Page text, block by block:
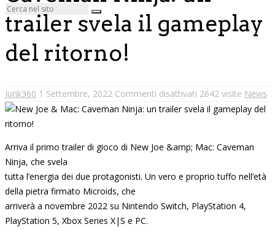
trailer svela il gameplay
del ritorno!
Jurik360 1 Settembre, 2022 Commenti disattivati 2642 visite News
Arriva il primo trailer di gioco di New Joe &amp; Mac: Caveman
Ninja, che svela
tutta l’energia dei due protagonisti. Un vero e proprio tuffo nell’età
della pietra firmato Microids, che
arriverà a novembre 2022 su Nintendo Switch, PlayStation 4,
PlayStation 5, Xbox Series X|S e PC.